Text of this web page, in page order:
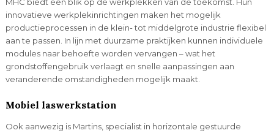
innovatieve werkplekinrichtingen maken het mogelijk
productieprocessen in de klein- tot middelgrote industrie flexibel
aan te passen. In lijn met duurzame praktijken kunnen individuele
modules naar behoefte worden vervangen – wat het
grondstoffengebruik verlaagt en snelle aanpassingen aan
veranderende omstandigheden mogelijk maakt.
Mobiel laswerkstation
Ook aanwezig is Martins, specialist in horizontale gestuurde